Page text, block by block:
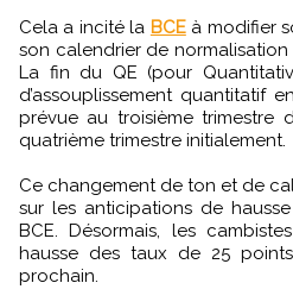
Cela a incité la BCEà modifier
son calendrier de
La fin du QE (pour
d’assouplissement quantitatif
prévue au troisième trimestre
quatrième trimestre initialement.
Ce changement de ton et de
sur les anticipations de
BCE. Désormais, les
hausse des taux de 25
prochain.